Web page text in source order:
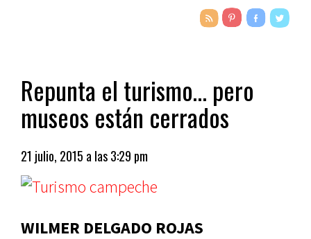
Repunta el turismo… pero
museos están cerrados
21 julio, 2015 a las 3:29 pm
WILMER DELGADO ROJAS